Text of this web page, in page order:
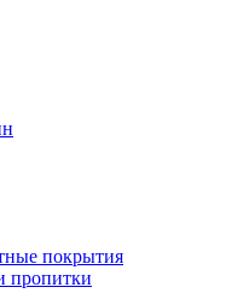
покрытия
пропитки